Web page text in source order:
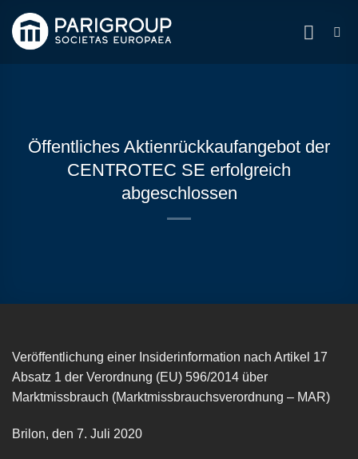
Inhalt
springen
Öffentliches Aktienrückkaufangebot der
CENTROTEC SE erfolgreich
abgeschlossen
Veröffentlichung einer Insiderinformation nach Artikel 17
Absatz 1 der Verordnung (EU) 596/2014 über
Marktmissbrauch (Marktmissbrauchsverordnung – MAR)
Brilon, den 7. Juli 2020